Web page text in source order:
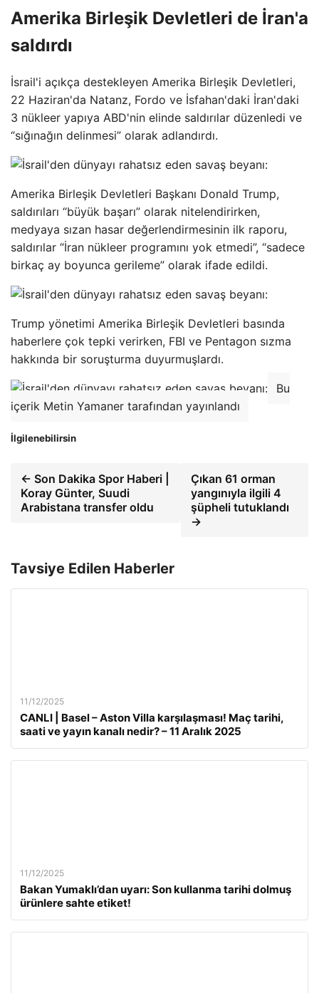
Amerika Birleşik Devletleri de İran'a
saldırdı
İsrail'i açıkça destekleyen Amerika Birleşik Devletleri,
22 Haziran'da Natanz, Fordo ve İsfahan'daki İran'daki
3 nükleer yapıya ABD'nin elinde saldırılar düzenledi ve
“sığınağın delinmesi” olarak adlandırdı.
Amerika Birleşik Devletleri Başkanı Donald Trump,
saldırıları “büyük başarı” olarak nitelendirirken,
medyaya sızan hasar değerlendirmesinin ilk raporu,
saldırılar “İran nükleer programını yok etmedi”, “sadece
birkaç ay boyunca gerileme” olarak ifade edildi.
Trump yönetimi Amerika Birleşik Devletleri basında
haberlere çok tepki verirken, FBI ve Pentagon sızma
hakkında bir soruşturma duyurmuşlardı.
Bu
içerik Metin Yamaner tarafından yayınlandı
İlgilenebilirsin
← Son Dakika Spor Haberi |
Koray Günter, Suudi
Arabistana transfer oldu
Çıkan 61 orman
yangınıyla ilgili 4
şüpheli tutuklandı
→
Tavsiye Edilen Haberler
11/12/2025
CANLI | Basel – Aston Villa karşılaşması! Maç tarihi,
saati ve yayın kanalı nedir? – 11 Aralık 2025
11/12/2025
Bakan Yumaklı’dan uyarı: Son kullanma tarihi dolmuş
ürünlere sahte etiket!